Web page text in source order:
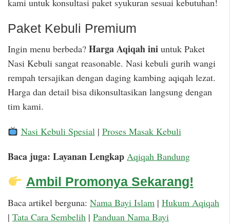
kami untuk konsultasi paket syukuran sesuai kebutuhan!
Paket Kebuli Premium
Ingin menu berbeda? Harga Aqiqah ini untuk Paket
Nasi Kebuli sangat reasonable. Nasi kebuli gurih wangi
rempah tersajikan dengan daging kambing aqiqah lezat.
Harga dan detail bisa dikonsultasikan langsung dengan
tim kami.
Nasi Kebuli Spesial| Proses Masak Kebuli
Baca juga: Layanan Lengkap Aqiqah Bandung
Ambil Promonya Sekarang!
Baca artikel berguna: Nama Bayi Islam | Hukum Aqiqah
| Tata Cara Sembelih | Panduan Nama Bayi